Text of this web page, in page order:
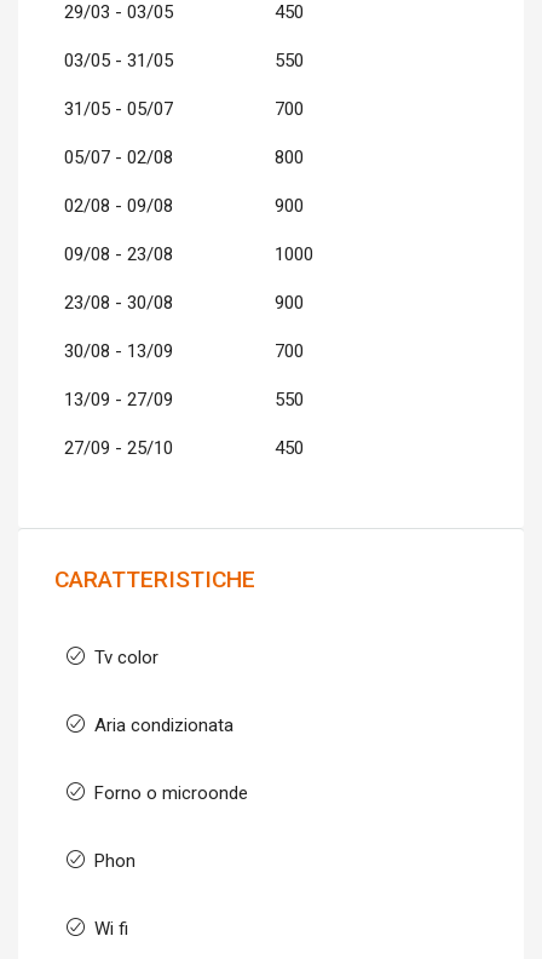
29/03 - 03/05 450
03/05 - 31/05 550
31/05 - 05/07 700
05/07 - 02/08 800
02/08 - 09/08 900
09/08 - 23/08 1000
23/08 - 30/08 900
30/08 - 13/09 700
13/09 - 27/09 550
27/09 - 25/10 450
CARATTERISTICHE
Tv color
Aria condizionata
Forno o microonde
Phon
Wi fi